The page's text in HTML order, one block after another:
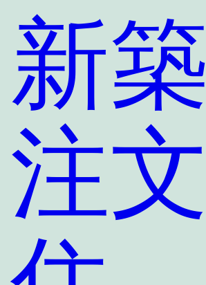
新築
注文